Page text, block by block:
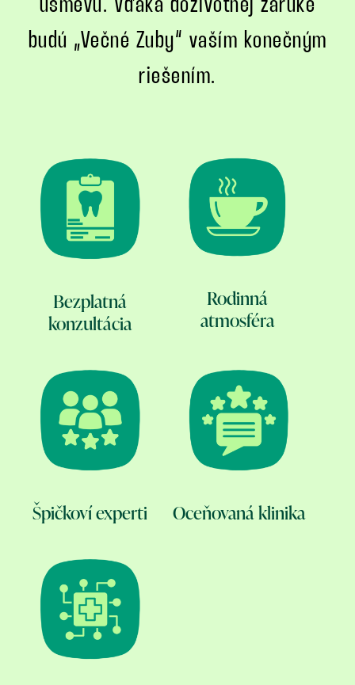
úsmevu. Vďaka doživotnej záruke
budú „Večné Zuby“ vaším konečným
riešením.
Bezplatná
konzultácia
Rodinná
atmosféra
Špičkoví experti Oceňovaná klinika